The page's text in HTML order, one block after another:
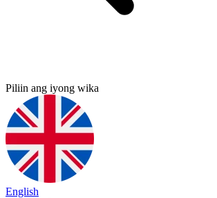
Piliin ang iyong wika
English